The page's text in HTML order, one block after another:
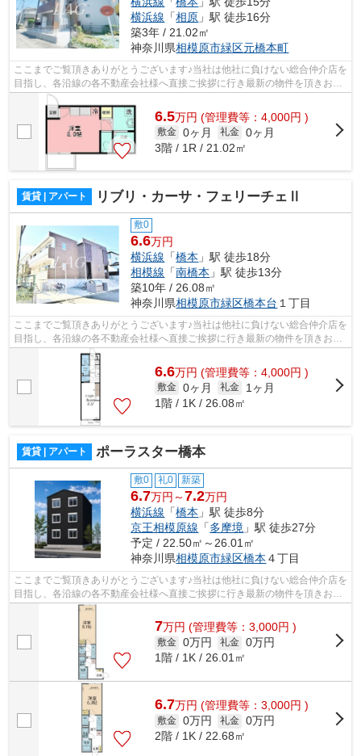
横浜線 「相原 」駅 徒歩16分
築3年 / 21.02㎡
神奈川県相模原市緑区元橋本町
ここまでご覧頂きありがとうございます♪当社は他社に負けない総合仲介店を
目指し、各沿線の各不動産会社様へ直接ご挨拶に行き最新の物件を頂きお客
様へ提供しております！最新の情報は...
6.5万円 (管理費等：4,000円 )
敷金 0ヶ月 礼金 0ヶ月
3階 / 1R / 21.02㎡
賃貸 | アパート リブリ・カーサ・フェリーチェⅡ
敷0
6.6万円
横浜線 「橋本 」駅 徒歩18分
相模線 「南橋本 」駅 徒歩13分
築10年 / 26.08㎡
神奈川県相模原市緑区橋本台 １丁目
ここまでご覧頂きありがとうございます♪当社は他社に負けない総合仲介店を
目指し、各沿線の各不動産会社様へ直接ご挨拶に行き最新の物件を頂きお客
様へ提供しております！最新の情報は...
6.6万円 (管理費等：4,000円 )
敷金 0ヶ月 礼金
1ヶ月
1階 / 1K / 26.08㎡
賃貸 | アパート ポーラスター橋本
敷0 礼0 新築
6.7万円～7.2万円
横浜線 「橋本 」駅 徒歩8分
京王相模原線 「多摩境 」駅 徒歩27分
予定 / 22.50㎡～26.01㎡
神奈川県相模原市緑区橋本 ４丁目
ここまでご覧頂きありがとうございます♪当社は他社に負けない総合仲介店を
目指し、各沿線の各不動産会社様へ直接ご挨拶に行き最新の物件を頂きお客
様へ提供しております！最新の情報は...
7万円 (管理費等：3,000円 )
敷金 0万円 礼金 0万円
1階 / 1K / 26.01㎡
6.7万円 (管理費等：3,000円 )
敷金 0万円 礼金 0万円
2階 / 1K / 22.68㎡